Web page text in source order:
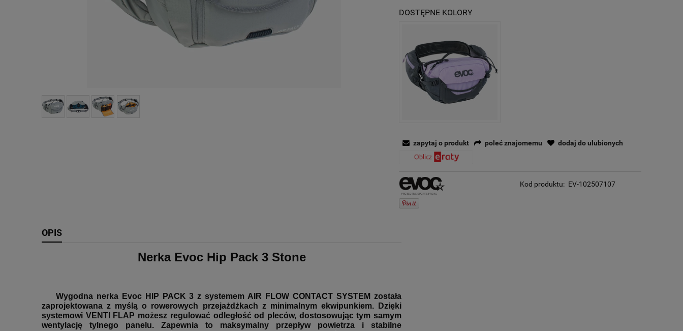
DOSTĘPNE KOLORY
Kod produktu: EV-102507107
zapytaj o produkt poleć znajomemu dodaj do ulubionych
OPIS
Nerka Evoc Hip Pack 3 Stone
Wygodna nerka Evoc HIP PACK 3 z systemem AIR FLOW CONTACT SYSTEM została
zaprojektowana z myślą o rowerowych przejażdżkach z minimalnym ekwipunkiem. Dzięki
systemowi VENTI FLAP możesz regulować odległość od pleców, dostosowując tym samym
wentylację tylnego panelu. Zapewnia to maksymalny przepływ powietrza i stabilne